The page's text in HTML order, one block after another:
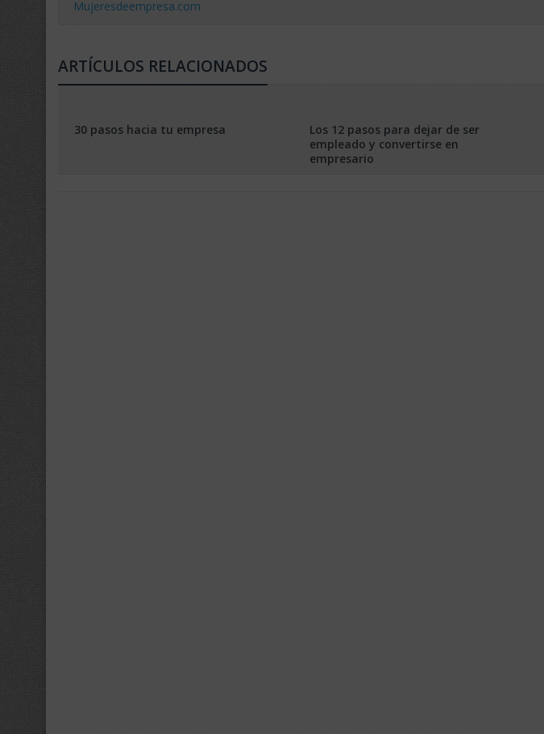
Mujeresdeempresa.com
ARTÍCULOS RELACIONADOS
30 pasos hacia tu empresa
Los 12 pasos para dejar de ser
empleado y convertirse en
empresario